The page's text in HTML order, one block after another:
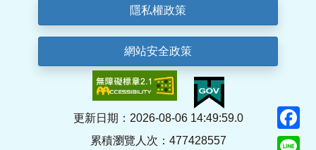
隱私權政策
網站安全政策
更新日期：2026-08-06 14:49:59.0
累積瀏覽人次：477428557